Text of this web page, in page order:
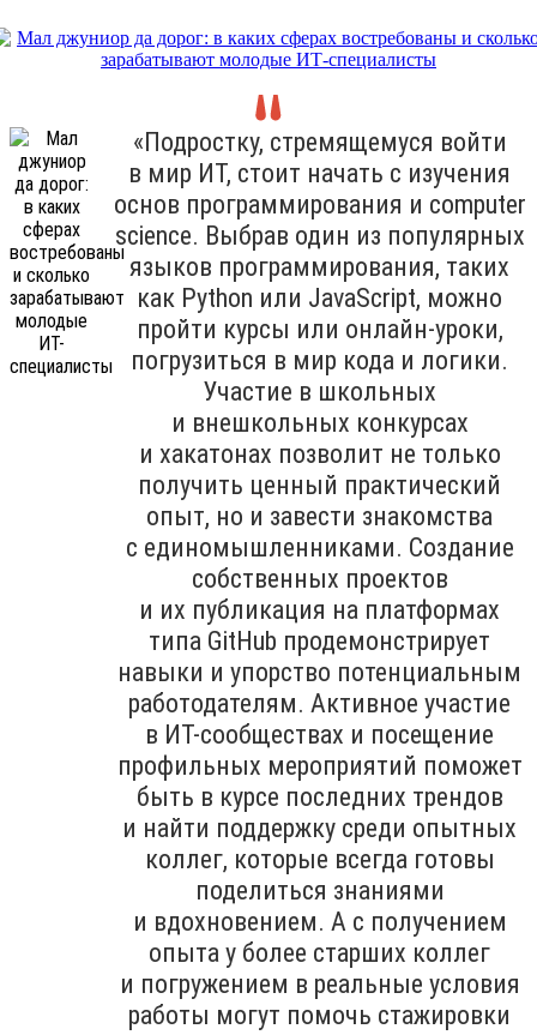
«Подростку, стремящемуся войти
в мир ИТ, стоит начать с изучения
основ программирования и computer
science. Выбрав один из популярных
языков программирования, таких
как Python или JavaScript, можно
пройти курсы или онлайн-уроки,
погрузиться в мир кода и логики.
Участие в школьных
и внешкольных конкурсах
и хакатонах позволит не только
получить ценный практический
опыт, но и завести знакомства
с единомышленниками. Создание
собственных проектов
и их публикация на платформах
типа GitHub продемонстрирует
навыки и упорство потенциальным
работодателям. Активное участие
в ИТ-сообществах и посещение
профильных мероприятий поможет
быть в курсе последних трендов
и найти поддержку среди опытных
коллег, которые всегда готовы
поделиться знаниями
и вдохновением. А с получением
опыта у более старших коллег
и погружением в реальные условия
работы могут помочь стажировки